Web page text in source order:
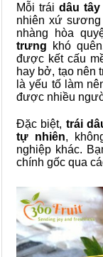
Mỗi trái dâu
nhiên xứ sương
nhàng hòa
trưng khó
được kết cấu
hay bở, tạo nên
là yếu tố làm
được nhiều
Đặc biệt, trái
tự nhiên,
nghiệp khác.
chính gốc qua